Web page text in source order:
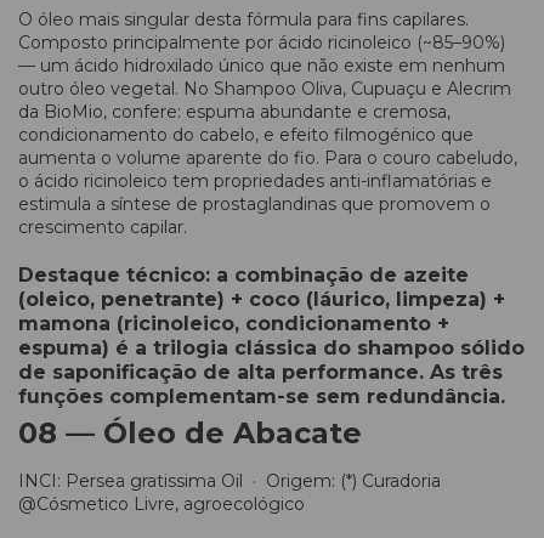
O óleo mais singular desta fórmula para fins capilares.
Composto principalmente por ácido ricinoleico (~85–90%)
— um ácido hidroxilado único que não existe em nenhum
outro óleo vegetal. No Shampoo Oliva, Cupuaçu e Alecrim
da BioMio, confere: espuma abundante e cremosa,
condicionamento do cabelo, e efeito filmogénico que
aumenta o volume aparente do fio. Para o couro cabeludo,
o ácido ricinoleico tem propriedades anti-inflamatórias e
estimula a síntese de prostaglandinas que promovem o
crescimento capilar.
Destaque técnico: a combinação de azeite
(oleico, penetrante) + coco (láurico, limpeza) +
mamona (ricinoleico, condicionamento +
espuma) é a trilogia clássica do shampoo sólido
de saponificação de alta performance. As três
funções complementam-se sem redundância.
08 — Óleo de Abacate
INCI: Persea gratissima Oil · Origem: (*) Curadoria
@Cósmetico Livre, agroecológico